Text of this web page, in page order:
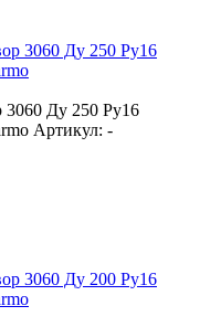
3060 Ду 250 Ру16
Артикул: -